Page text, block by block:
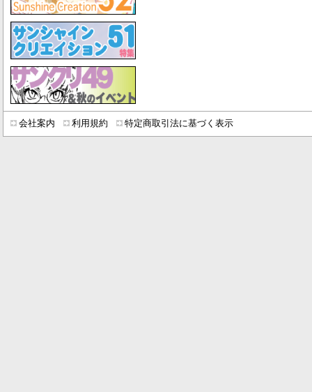
会社案内 利用規約 特定商取引法に基づく表示